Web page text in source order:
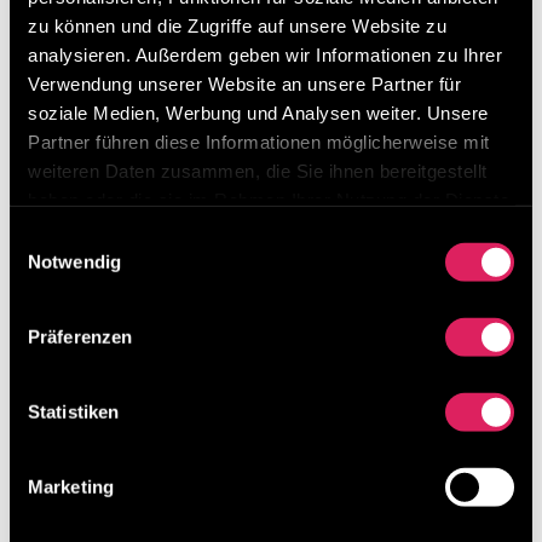
zu können und die Zugriffe auf unsere Website zu
analysieren. Außerdem geben wir Informationen zu Ihrer
Verwendung unserer Website an unsere Partner für
soziale Medien, Werbung und Analysen weiter. Unsere
Partner führen diese Informationen möglicherweise mit
weiteren Daten zusammen, die Sie ihnen bereitgestellt
Notwendig
Präferenzen
Statistiken
Marketing
Interesse?
Wir informieren Sie sehr gerne
über das begleitende Coaching
←
Zu Gast im Live-Talk bei Susan Omondi
Betriebsübergabe an die nächste Generation begleitet